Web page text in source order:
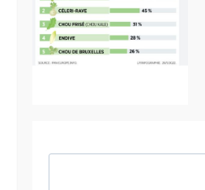
Le Magazine Naturo
Je suis Evy, Naturopathe
l’accompagnement des femmes